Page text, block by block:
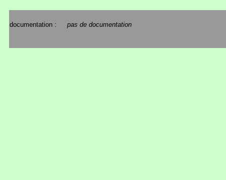
documentation : pas de documentation